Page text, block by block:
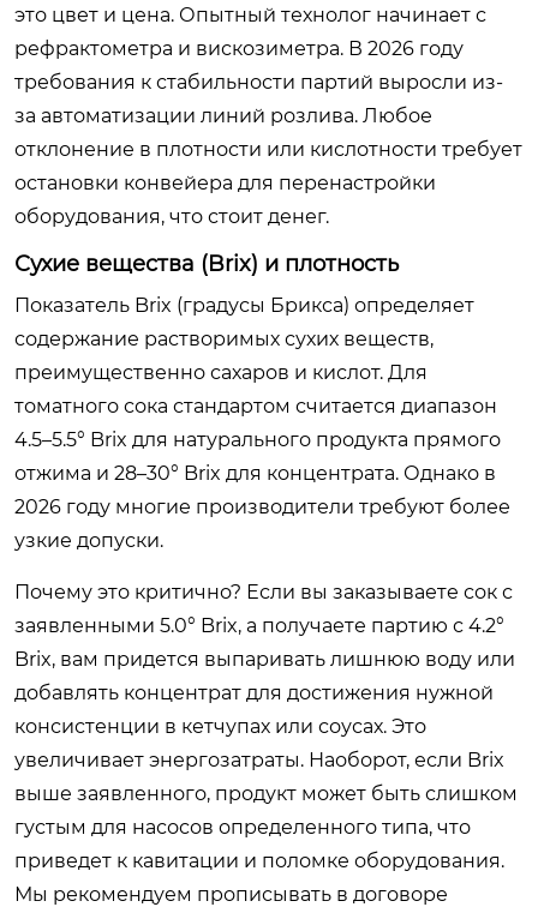
это цвет и цена. Опытный технолог начинает с
рефрактометра и вискозиметра. В 2026 году
требования к стабильности партий выросли из-
за автоматизации линий розлива. Любое
отклонение в плотности или кислотности требует
остановки конвейера для перенастройки
оборудования, что стоит денег.
Сухие вещества (Brix) и плотность
Показатель Brix (градусы Брикса) определяет
содержание растворимых сухих веществ,
преимущественно сахаров и кислот. Для
томатного сока стандартом считается диапазон
4.5–5.5° Brix для натурального продукта прямого
отжима и 28–30° Brix для концентрата. Однако в
2026 году многие производители требуют более
узкие допуски.
Почему это критично? Если вы заказываете сок с
заявленными 5.0° Brix, а получаете партию с 4.2°
Brix, вам придется выпаривать лишнюю воду или
добавлять концентрат для достижения нужной
консистенции в кетчупах или соусах. Это
увеличивает энергозатраты. Наоборот, если Brix
выше заявленного, продукт может быть слишком
густым для насосов определенного типа, что
приведет к кавитации и поломке оборудования.
Мы рекомендуем прописывать в договоре